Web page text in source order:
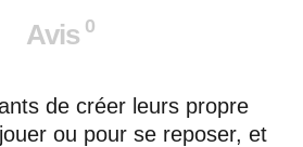
Avis 0
de créer leurs propre
ou pour se reposer, et